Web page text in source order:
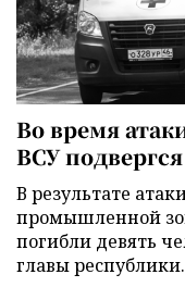
Во время
ВСУ
В результате
промышленной
погибли девять
главы республики.